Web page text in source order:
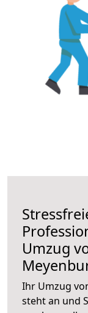
Umzug
Ihr Umzug
steht an und